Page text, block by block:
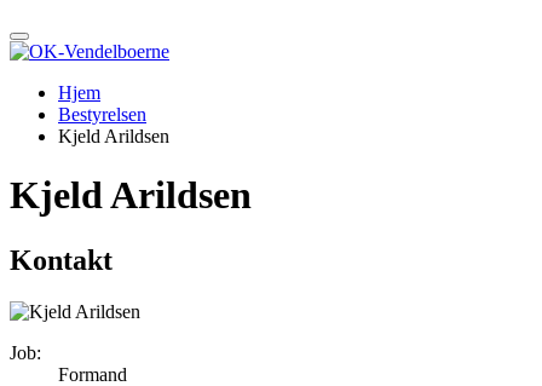
Hjem
Bestyrelsen
Kjeld Arildsen
Kjeld Arildsen
Kontakt
Job:
Formand